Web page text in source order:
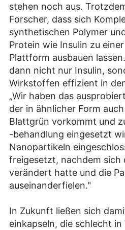
stehen noch aus.
Forscher, dass sich
synthetischen Polymer
Protein wie Insulin zu
Plattform ausbauen
dann nicht nur Insulin,
Wirkstoffen effizient in
„Wir haben das
der in ähnlicher Form
Blattgrün vorkommt und
-behandlung eingesetzt
Nanopartikeln
freigesetzt, nachdem sich
verändert hatte und die
auseinanderfielen."
In Zukunft ließen sich
einkapseln, die schlecht in